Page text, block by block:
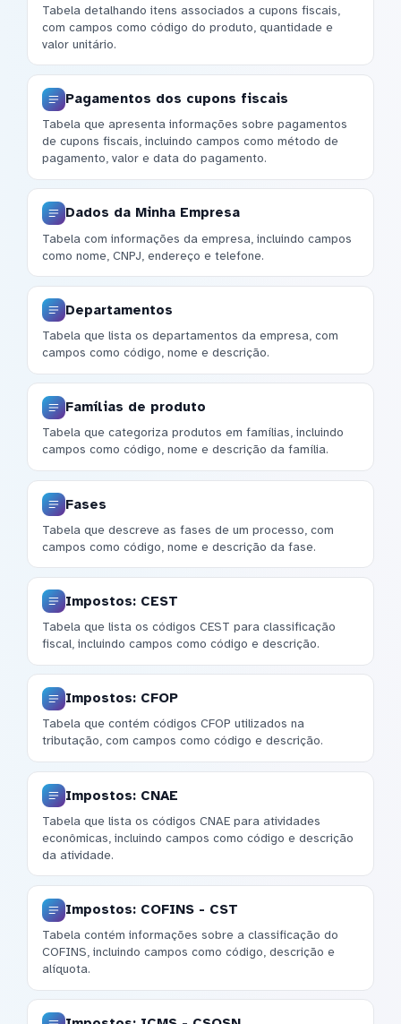
Tabela detalhando itens associados a cupons fiscais,
com campos como código do produto, quantidade e
valor unitário.
Pagamentos dos cupons fiscais
Tabela que apresenta informações sobre pagamentos
de cupons fiscais, incluindo campos como método de
pagamento, valor e data do pagamento.
Dados da Minha Empresa
Tabela com informações da empresa, incluindo campos
como nome, CNPJ, endereço e telefone.
Departamentos
Tabela que lista os departamentos da empresa, com
campos como código, nome e descrição.
Famílias de produto
Tabela que categoriza produtos em famílias, incluindo
campos como código, nome e descrição da família.
Fases
Tabela que descreve as fases de um processo, com
campos como código, nome e descrição da fase.
Impostos: CEST
Tabela que lista os códigos CEST para classificação
fiscal, incluindo campos como código e descrição.
Impostos: CFOP
Tabela que contém códigos CFOP utilizados na
tributação, com campos como código e descrição.
Impostos: CNAE
Tabela que lista os códigos CNAE para atividades
econômicas, incluindo campos como código e descrição
da atividade.
Impostos: COFINS - CST
Tabela contém informações sobre a classificação do
COFINS, incluindo campos como código, descrição e
alíquota.